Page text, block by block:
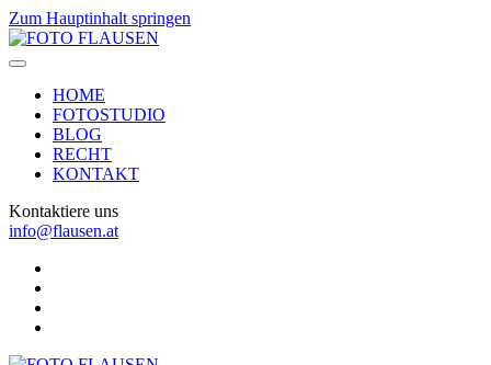
Zum Hauptinhalt springen
HOME
FOTOSTUDIO
BLOG
RECHT
KONTAKT
Kontaktiere uns
info@flausen.at